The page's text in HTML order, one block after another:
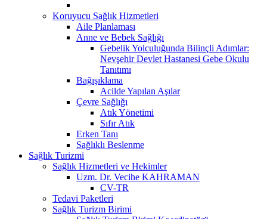
Koruyucu Sağlık Hizmetleri
Aile Planlaması
Anne ve Bebek Sağlığı
Gebelik Yolculuğunda Bilinçli Adımlar:
Nevşehir Devlet Hastanesi Gebe Okulu
Tanıtımı
Bağışıklama
Acilde Yapılan Aşılar
Çevre Sağlığı
Atık Yönetimi
Sıfır Atık
Erken Tanı
Sağlıklı Beslenme
Sağlık Turizmi
Sağlık Hizmetleri ve Hekimler
Uzm. Dr. Vecihe KAHRAMAN
CV-TR
Tedavi Paketleri
Sağlık Turizm Birimi